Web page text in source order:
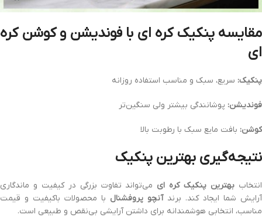
مقایسه پنکیک کره‌ ای با فوندیشن و کوشن کره‌
ای
پنکیک: سریع، سبک و مناسب استفاده روزانه
فوندیشن: پوشانندگی بیشتر ولی سنگین‌تر
کوشن: بافت مایع سبک با رطوبت بالا
نتیجه‌گیری بهترین پنکیک
انتخاب بهترین پنکیک کره‌ ای می‌تواند تفاوت بزرگی در کیفیت و ماندگاری
آرایش شما ایجاد کند. برندآنچو پروفشنال با محصولات باکیفیت و قیمت
مناسب، انتخابی هوشمندانه برای داشتن آرایشی بی‌نقص و طبیعی است.